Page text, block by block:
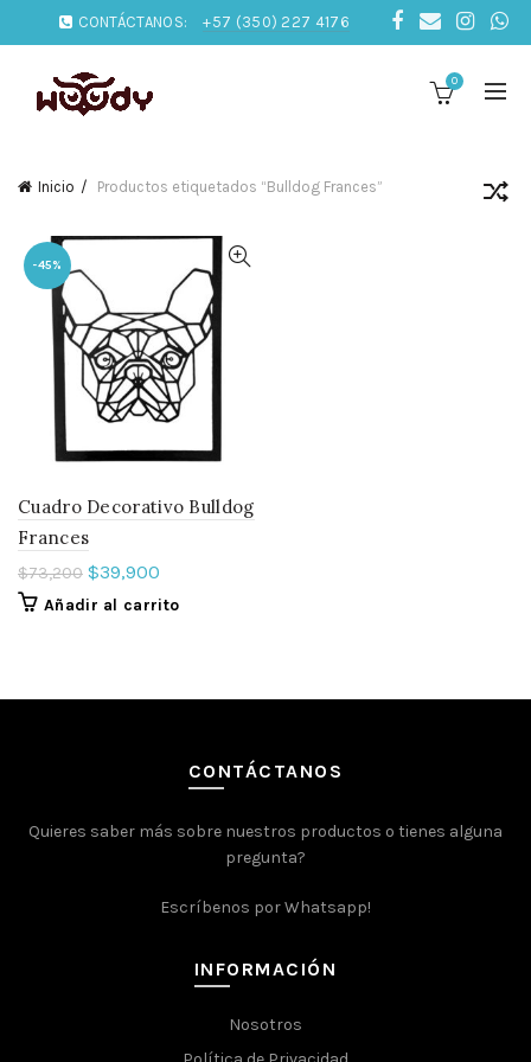
CONTÁCTANOS: +57 (350) 227 4176
0
Inicio Productos etiquetados “Bulldog Frances”
-45%
Cuadro Decorativo Bulldog
Frances
$73,200 $39,900
Añadir al carrito
CONTÁCTANOS
Quieres saber más sobre nuestros productos o tienes alguna
pregunta?
Escríbenos por Whatsapp!
INFORMACIÓN
Nosotros